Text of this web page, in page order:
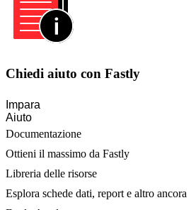
Chiedi aiuto con Fastly
Impara
Aiuto
Documentazione
Ottieni il massimo da Fastly
Libreria delle risorse
Esplora schede dati, report e altro ancora